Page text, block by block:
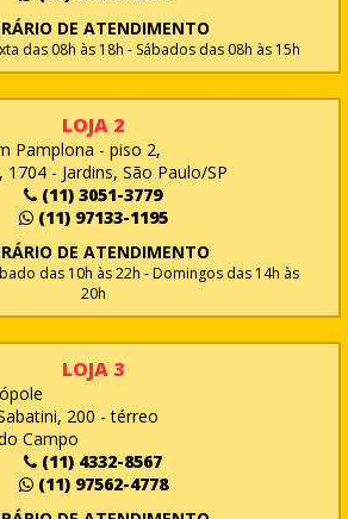
DE ATENDIMENTO
das 08h às 18h - Sábados das 08h às 15h
LOJA 2
Pamplona - piso 2,
1704 - Jardins, São Paulo/SP
(11) 3051-3779
(11) 97133-1195
DE ATENDIMENTO
das 10h às 22h - Domingos das 14h às
20h
LOJA 3
200 - térreo
Campo
(11) 4332-8567
(11) 97562-4778